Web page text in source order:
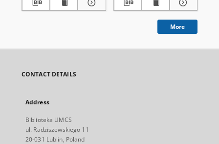
More
CONTACT DETAILS
Address
Biblioteka UMCS
ul. Radziszewskiego 11
20-031 Lublin, Poland